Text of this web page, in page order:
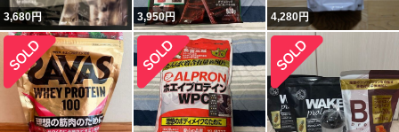
3,680円 3,950円 4,280円